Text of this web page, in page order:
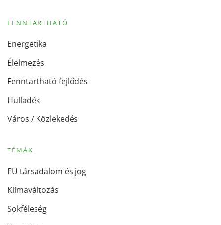
FENNTARTHATÓ
Energetika
Élelmezés
Fenntartható fejlődés
Hulladék
Város / Közlekedés
TÉMÁK
EU társadalom és jog
Klímaváltozás
Sokféleség